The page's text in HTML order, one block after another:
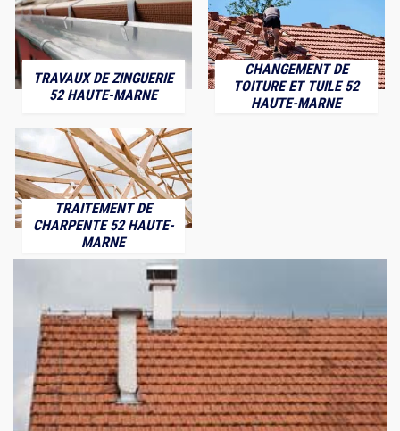
TRAVAUX DE ZINGUERIE
52 HAUTE-MARNE
CHANGEMENT DE
TOITURE ET TUILE 52
HAUTE-MARNE
TRAITEMENT DE
CHARPENTE 52 HAUTE-
MARNE